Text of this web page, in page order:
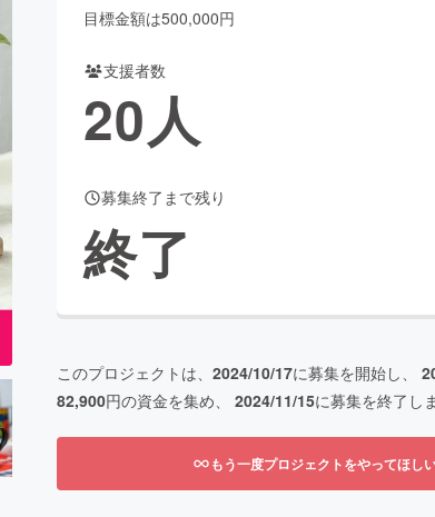
ーティー・ヘルスケア
Creation
ュニティ
目標金額は500,000円
支援者数
20人
募集終了まで残り
終了
このプロジェクトは、 2024/10/17に募集を開始し、
82,900円の資金を集め、 2024/11/15に募集を終了し
もう一度プロジェクトをやってほし